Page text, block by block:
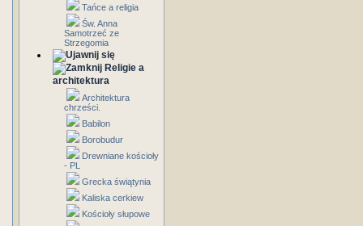
Tańce a religia
Św. Anna
Samotrzeć ze
Strzegomia
Religie a
architektura
Architektura
chrześci.
Babilon
Borobudur
Drewniane kościoły
- PL
Grecka świątynia
Kaliska cerkiew
Kościoły słupowe